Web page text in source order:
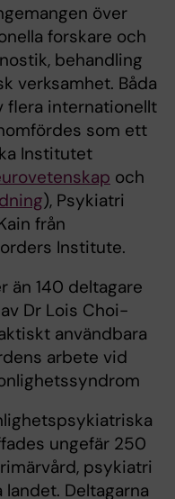
över
forskare och
behandling
verksamhet. Båda
flera internationellt
som ett
Institutet
och
), Psykiatri
från
Institute.
än 140 deltagare
Dr Lois Choi-
användbara
arbete vid
ungefär 250
psykiatri
Deltagarna